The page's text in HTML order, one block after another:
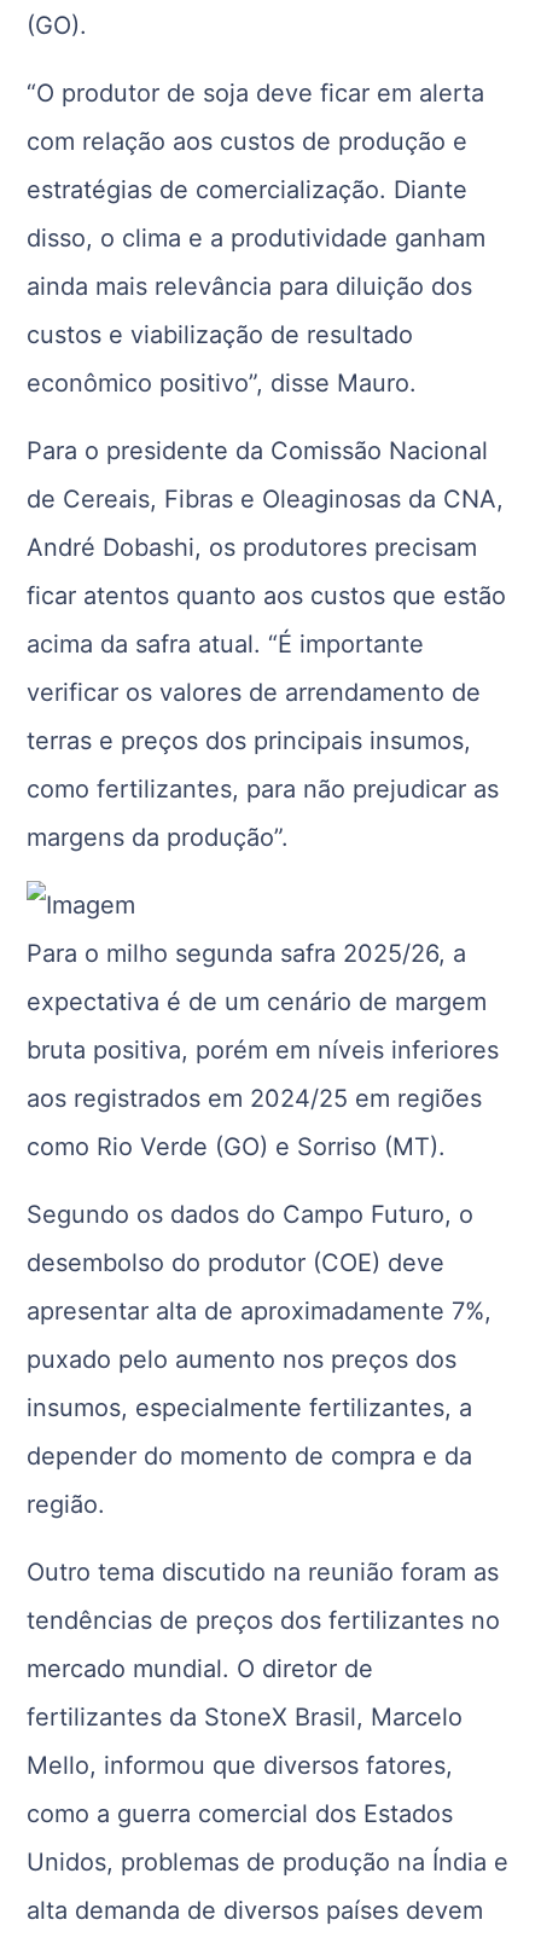
(GO).
“O produtor de soja deve ficar em alerta
com relação aos custos de produção e
estratégias de comercialização. Diante
disso, o clima e a produtividade ganham
ainda mais relevância para diluição dos
custos e viabilização de resultado
econômico positivo”, disse Mauro.
Para o presidente da Comissão Nacional
de Cereais, Fibras e Oleaginosas da CNA,
André Dobashi, os produtores precisam
ficar atentos quanto aos custos que estão
acima da safra atual. “É importante
verificar os valores de arrendamento de
terras e preços dos principais insumos,
como fertilizantes, para não prejudicar as
margens da produção”.
Para o milho segunda safra 2025/26, a
expectativa é de um cenário de margem
bruta positiva, porém em níveis inferiores
aos registrados em 2024/25 em regiões
como Rio Verde (GO) e Sorriso (MT).
Segundo os dados do Campo Futuro, o
desembolso do produtor (COE) deve
apresentar alta de aproximadamente 7%,
puxado pelo aumento nos preços dos
insumos, especialmente fertilizantes, a
depender do momento de compra e da
região.
Outro tema discutido na reunião foram as
tendências de preços dos fertilizantes no
mercado mundial. O diretor de
fertilizantes da StoneX Brasil, Marcelo
Mello, informou que diversos fatores,
como a guerra comercial dos Estados
Unidos, problemas de produção na Índia e
alta demanda de diversos países devem